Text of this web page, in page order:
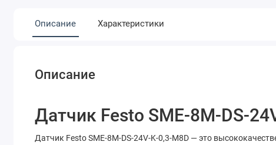
Описание Характеристики
Описание
Датчик Festo SME-8M-DS-
Датчик Festo SME-8M-DS-24V-K-0,3-M8D — это